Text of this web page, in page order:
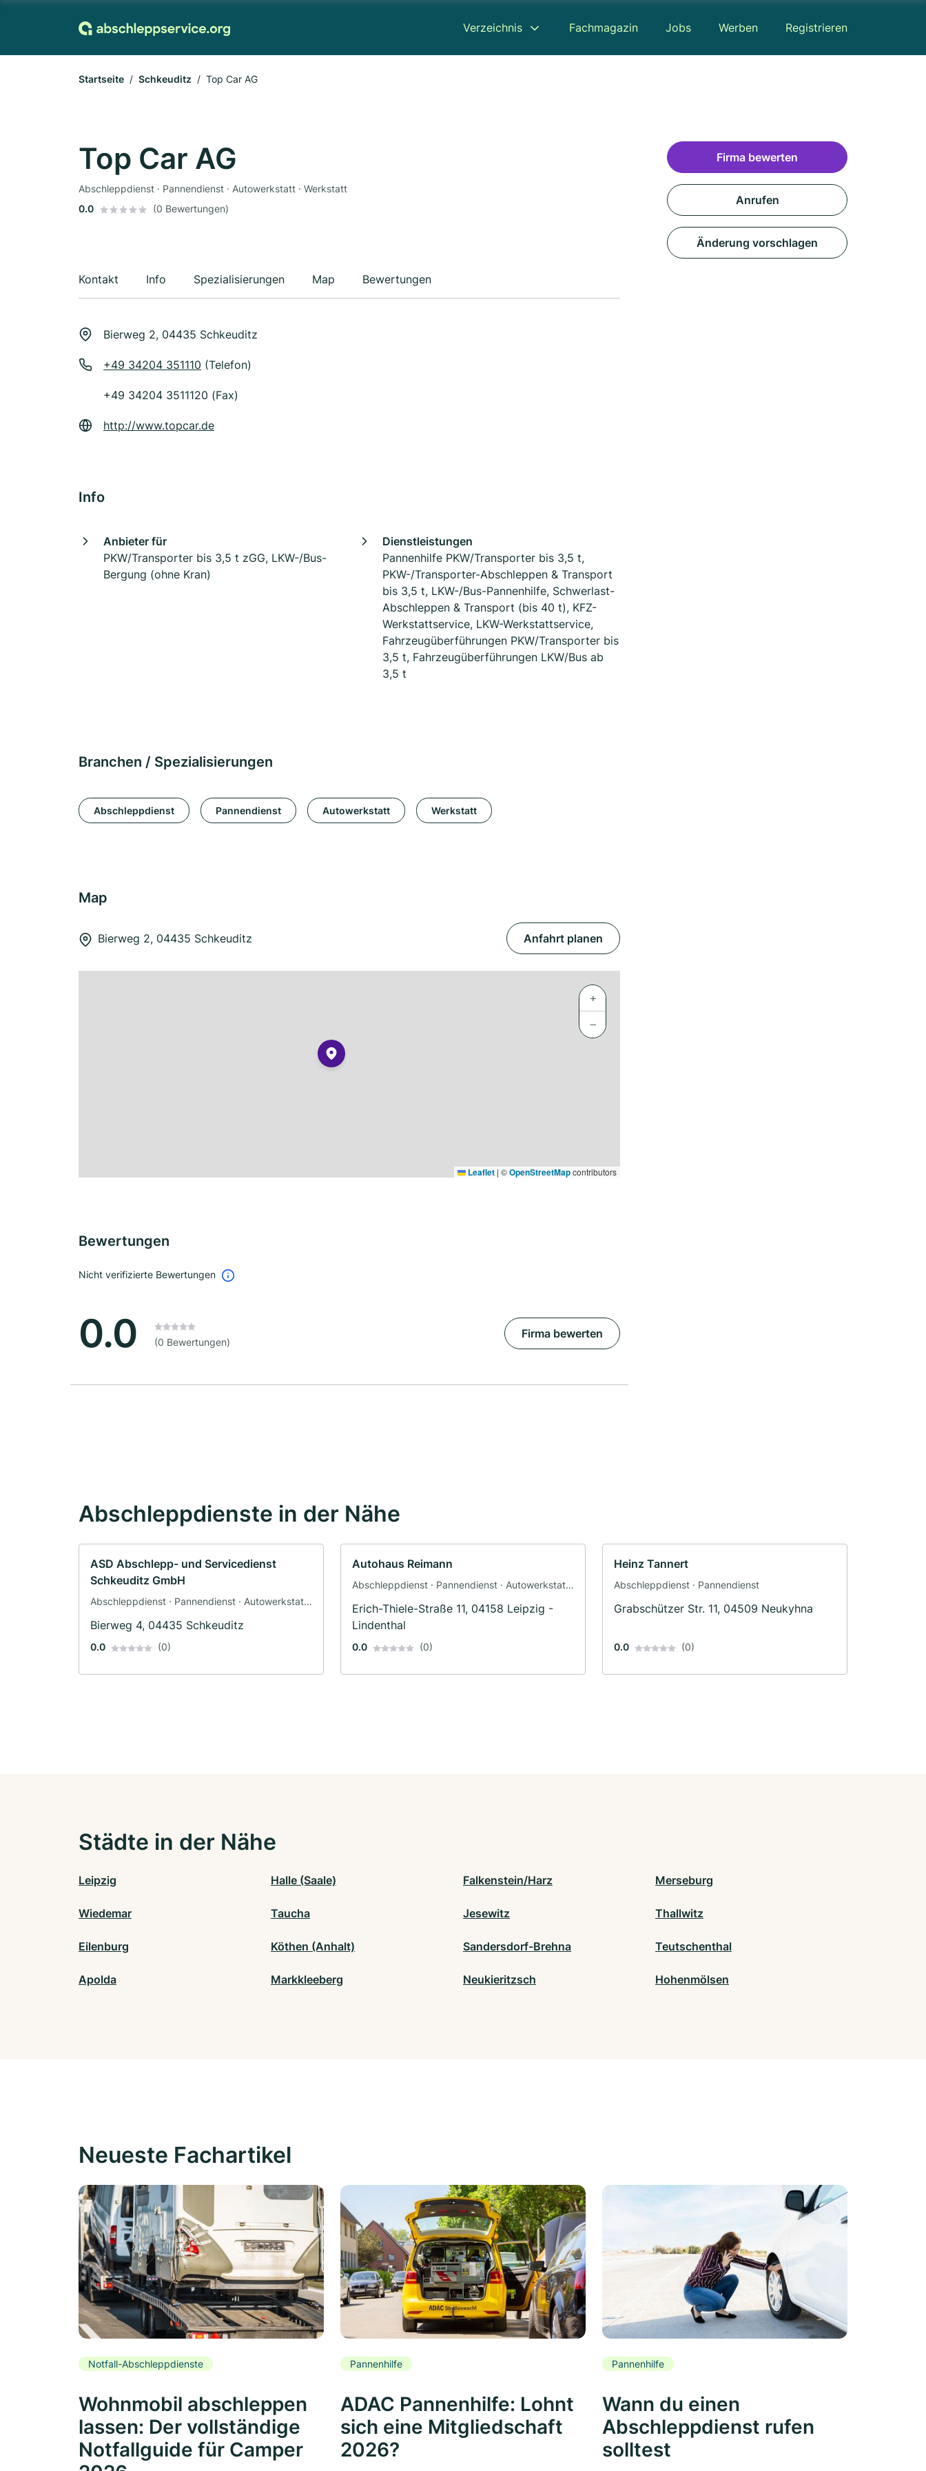
Verzeichnis Fachmagazin Jobs Werben Registrieren
Startseite Schkeuditz Top Car AG
Top Car AG
Abschleppdienst · Pannendienst · Autowerkstatt · Werkstatt
0.0
(0 Bewertungen)
Kontakt Info Spezialisierungen Map Bewertungen
Bierweg 2, 04435 Schkeuditz
+49 34204 351110 (Telefon)
+49 34204 3511120 (Fax)
http://www.topcar.de
Info
Anbieter für
PKW/Transporter bis 3,5 t zGG, LKW-/Bus-
Bergung (ohne Kran)
Dienstleistungen
Pannenhilfe PKW/Transporter bis 3,5 t,
PKW-/Transporter-Abschleppen & Transport
bis 3,5 t, LKW-/Bus-Pannenhilfe, Schwerlast-
Abschleppen & Transport (bis 40 t), KFZ-
Werkstattservice, LKW-Werkstattservice,
Fahrzeugüberführungen PKW/Transporter bis
3,5 t, Fahrzeugüberführungen LKW/Bus ab
3,5 t
Branchen / Spezialisierungen
Abschleppdienst Pannendienst Autowerkstatt Werkstatt
Map
Bierweg 2, 04435 Schkeuditz Anfahrt planen
+
−
Leaflet | ©OpenStreetMapcontributors
Bewertungen
Nicht verifizierte Bewertungen
0.0 (0 Bewertungen)
Firma bewerten
Firma bewerten
Anrufen
Änderung vorschlagen
Abschleppdienste in der Nähe
ASD Abschlepp- und Servicedienst
Schkeuditz GmbH
Abschleppdienst · Pannendienst · Autowerkstatt
Bierweg 4, 04435 Schkeuditz
0.0 (0)
Autohaus Reimann
Abschleppdienst · Pannendienst · Autowerkstatt
Erich-Thiele-Straße 11, 04158 Leipzig -
Lindenthal
0.0 (0)
Heinz Tannert
Abschleppdienst · Pannendienst
Grabschützer Str. 11, 04509 Neukyhna
0.0 (0)
Städte in der Nähe
Leipzig Halle (Saale) Falkenstein/Harz Merseburg
Wiedemar Taucha Jesewitz Thallwitz
Eilenburg Köthen (Anhalt) Sandersdorf-Brehna Teutschenthal
Apolda Markkleeberg Neukieritzsch Hohenmölsen
Neueste Fachartikel
Notfall-Abschleppdienste
Wohnmobil abschleppen
lassen: Der vollständige
Notfallguide für Camper
Pannenhilfe
ADAC Pannenhilfe: Lohnt
sich eine Mitgliedschaft
2026?
Pannenhilfe
Wann du einen
Abschleppdienst rufen
solltest